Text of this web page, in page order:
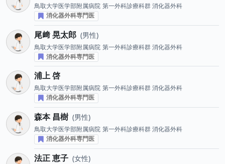
鳥取大学医学部附属病院 第一外科診療科群 消化器外科
消化器外科専門医
尾﨑 晃太郎 男性
鳥取大学医学部附属病院 第一外科診療科群 消化器外科
消化器外科専門医
浦上 啓
鳥取大学医学部附属病院 第一外科診療科群 消化器外科
消化器外科専門医
森本 昌樹 男性
鳥取大学医学部附属病院 第一外科診療科群 消化器外科
消化器外科専門医
法正 恵子 女性